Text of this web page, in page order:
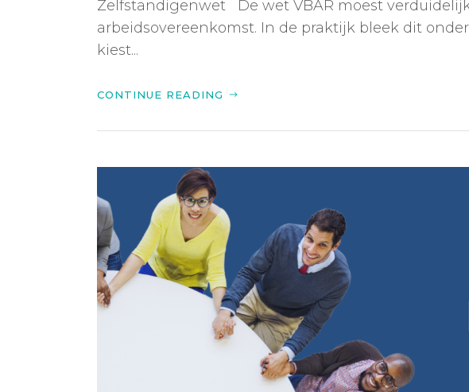
Zelfstandigenwet De wet VBAR moest
arbeidsovereenkomst. In de praktijk bleek dit
kiest...
CONTINUE READING